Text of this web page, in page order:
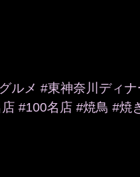
ルメ #東神奈川ディナ
#100名店 #焼鳥 #焼